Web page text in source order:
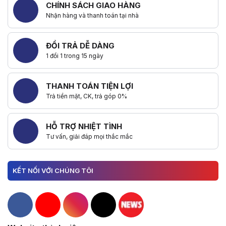
CHÍNH SÁCH GIAO HÀNG
Nhận hàng và thanh toán tại nhà
ĐỔI TRẢ DỄ DÀNG
1 đổi 1 trong 15 ngày
THANH TOÁN TIỆN LỢI
Trả tiền mặt, CK, trả góp 0%
HỖ TRỢ NHIỆT TÌNH
Tư vấn, giải đáp mọi thắc mắc
KẾT NỐI VỚI CHÚNG TÔI
Hacom Facebook
Hacom YouTube
Hacom Instagram
Hacom TikTok